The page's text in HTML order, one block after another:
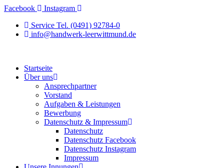
Zum
springen
Facebook
Instagram
Service Tel. (0491) 92784-0
info@handwerk-leerwittmund.de
Startseite
Über uns
Ansprechpartner
Vorstand
Aufgaben & Leistungen
Bewerbung
Datenschutz & Impressum
Datenschutz
Datenschutz Facebook
Datenschutz Instagram
Impressum